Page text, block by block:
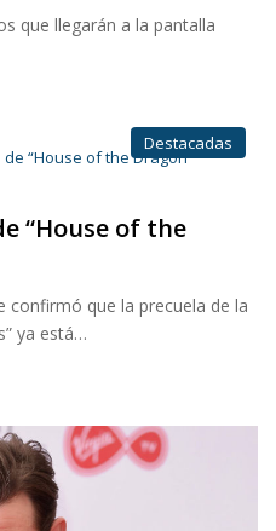
que llegarán a la pantalla
Destacadas
“House of the
confirmó que la precuela de la
ya está…